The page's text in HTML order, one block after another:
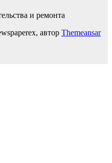
и ремонта
автор Themeansar